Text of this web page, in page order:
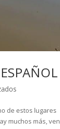
de estos lugares
muchos más, ven